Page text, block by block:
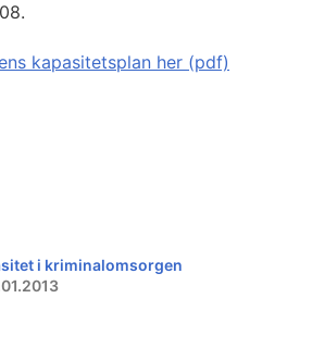
kapasitetsplan her (pdf)
i kriminalomsorgen